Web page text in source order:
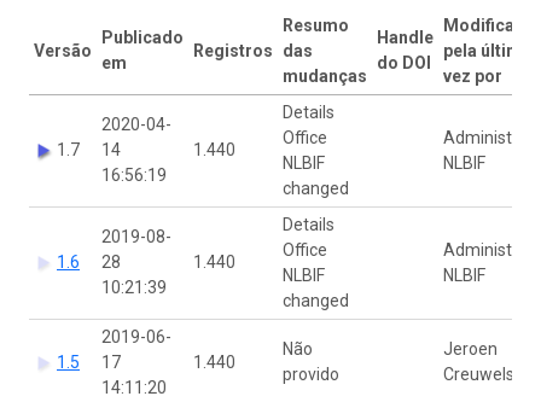
Versão
Publicado
em
Registros
Resumo
das
mudanças
Handle
do DOI
Modificado
pela última
vez por
1.7
2020-04-
14
16:56:19
1.440
Details
Office
NLBIF
changed
NLBIF
1.6
2019-08-
28
10:21:39
1.440
Details
Office
NLBIF
changed
NLBIF
1.5
2019-06-
17
14:11:20
1.440
Não
provido
Jeroen
Creuwels